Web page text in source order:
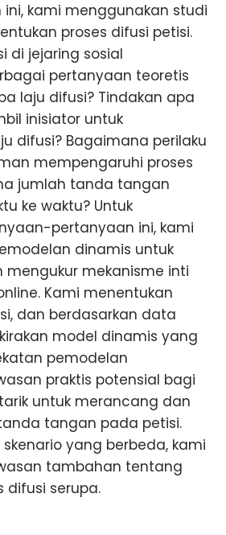
kami menggunakan studi
proses difusi petisi.
di jejaring sosial
pertanyaan teoretis
laju difusi? Tindakan apa
inisiator untuk
difusi? Bagaimana perilaku
mempengaruhi proses
jumlah tanda tangan
ke waktu? Untuk
pertanyaan ini, kami
dinamis untuk
mekanisme inti
Kami menentukan
dan berdasarkan data
model dinamis yang
pemodelan
praktis potensial bagi
untuk merancang dan
tangan pada petisi.
yang berbeda, kami
tambahan tentang
difusi serupa.